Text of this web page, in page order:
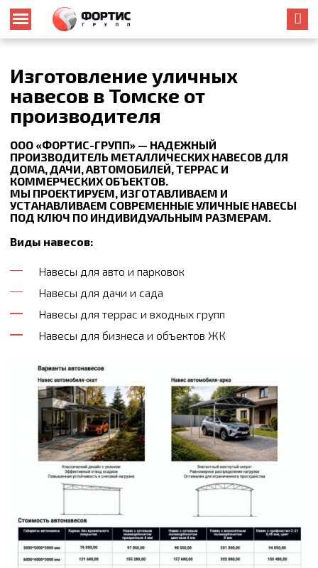
Изготовление уличных
навесов в Томске от
производителя
ООО «ФОРТИС-ГРУПП» — НАДЕЖНЫЙ
ПРОИЗВОДИТЕЛЬ МЕТАЛЛИЧЕСКИХ НАВЕСОВ ДЛЯ
ДОМА, ДАЧИ, АВТОМОБИЛЕЙ, ТЕРРАС И
КОММЕРЧЕСКИХ ОБЪЕКТОВ.
МЫ ПРОЕКТИРУЕМ, ИЗГОТАВЛИВАЕМ И
УСТАНАВЛИВАЕМ СОВРЕМЕННЫЕ УЛИЧНЫЕ НАВЕСЫ
ПОД КЛЮЧ ПО ИНДИВИДУАЛЬНЫМ РАЗМЕРАМ.
Виды навесов:
Навесы для авто и парковок
Навесы для дачи и сада
Навесы для террас и входных групп
Навесы для бизнеса и объектов ЖК